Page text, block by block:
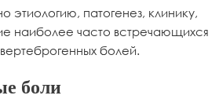
этиологию, патогенез, клинику,
наиболее часто встречающихся
болей.
боли